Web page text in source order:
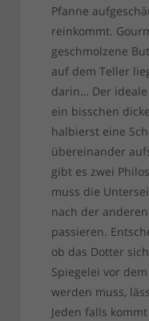
Pfanne
reinkommt.
geschmolzene
auf dem Teller
darin… Der
ein bisschen
halbierst eine
übereinander
gibt es zwei
muss die
nach der
passieren.
ob das Dotter
Spiegelei vor
werden muss,
Jeden falls